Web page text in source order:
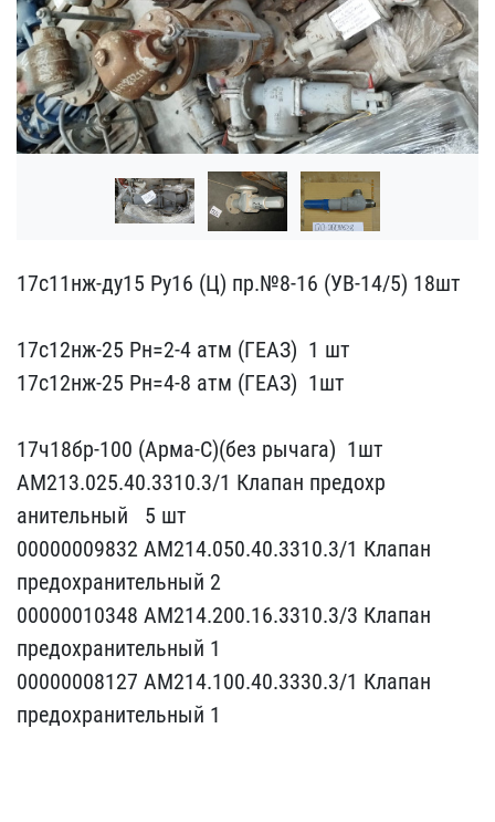
17с11нж-ду15 Ру16 (Ц) пр​.№8-16 (УВ-14/5) ​18шт
17с12нж-25 Рн=2-4 ​атм (ГЕАЗ) ​ 1 шт ​
17с12нж-25 Рн=4-8 атм (​ГЕАЗ) ​ 1шт
17ч​18бр-100 (Арма-С)(без ры​чага) ​ 1шт
АМ213.025.40​.3310.3/1 Клапан предохр​
анительный ​ ​ 5 шт
00000009832 А​М214.050.40.3310.3/1 Кла​пан
предохранительный 2​
00000010348 АМ214.200.1​6.3310.3/3 Клапан
предох​ранительный 1
000000081​27 АМ214.100.40.3330.3/1​ Клапан
предохранительны​й 1